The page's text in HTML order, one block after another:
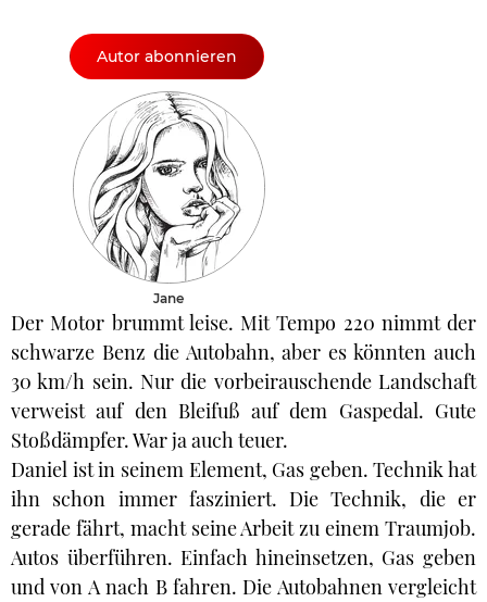
Autor abonnieren
Jane
Der Motor brummt leise. Mit Tempo 220 nimmt der
schwarze Benz die Autobahn, aber es könnten auch
30 km/h sein. Nur die vorbeirauschende Landschaft
verweist auf den Bleifuß auf dem Gaspedal. Gute
Stoßdämpfer. War ja auch teuer.
Daniel ist in seinem Element, Gas geben. Technik hat
ihn schon immer fasziniert. Die Technik, die er
gerade fährt, macht seine Arbeit zu einem Traumjob.
Autos überführen. Einfach hineinsetzen, Gas geben
und von A nach B fahren. Die Autobahnen vergleicht